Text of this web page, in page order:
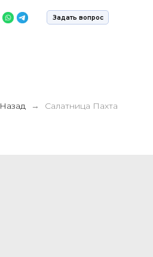
Задать вопрос
Назад
Салатница Пахта